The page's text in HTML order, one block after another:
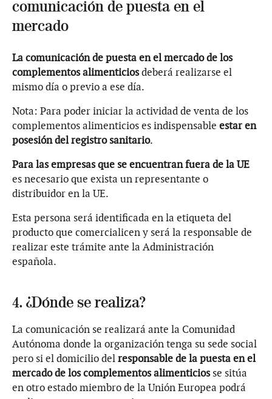
comunicación de puesta en el
mercado
La comunicación de puesta en el mercado de los
complementos alimenticiosdeberá realizarse el
mismo día o previo a ese día.
Nota: Para poder iniciar la actividad de venta de los
complementos alimenticios es indispensable estar en
posesión del registro sanitario.
Para las empresas que se encuentran fuera de la UE
es necesario que exista un representante o
distribuidor en la UE.
Esta persona será identificada en la etiqueta del
producto que comercialicen y será la responsable de
realizar este trámite ante la Administración
española.
4. ¿Dónde se realiza?
La comunicación se realizará ante la Comunidad
Autónoma donde la organización tenga su sede social
pero si el domicilio delresponsable de la puesta en el
mercado de los complementos alimenticiosse sitúa
en otro estado miembro de la Unión Europea podrá